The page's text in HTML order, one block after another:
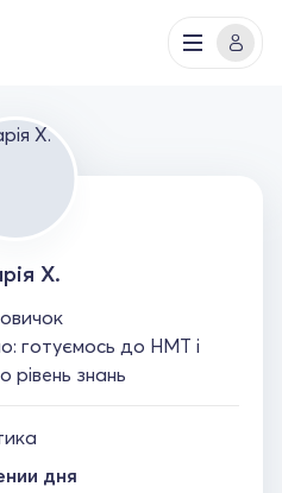
Х.
готуємось до НМТ і
рівень знань
дня